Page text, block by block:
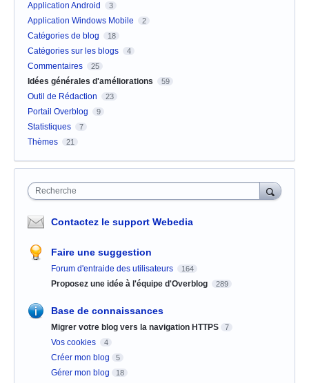
Application Android 3
Application Windows Mobile 2
Catégories de blog 18
Catégories sur les blogs 4
Commentaires 25
Idées générales d'améliorations 59
Outil de Rédaction 23
Portail Overblog 9
Statistiques 7
Thèmes 21
Recherche
Contactez le support Webedia
Faire une suggestion
Forum d'entraide des utilisateurs 164
Proposez une idée à l'équipe d'Overblog 289
Base de connaissances
Migrer votre blog vers la navigation HTTPS 7
Vos cookies 4
Créer mon blog 5
Gérer mon blog 18